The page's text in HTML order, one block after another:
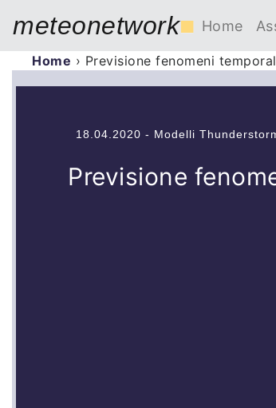
meteonetwork■ Home
Home › Previsione fenomeni
18.04.2020 - Modelli
Previsione